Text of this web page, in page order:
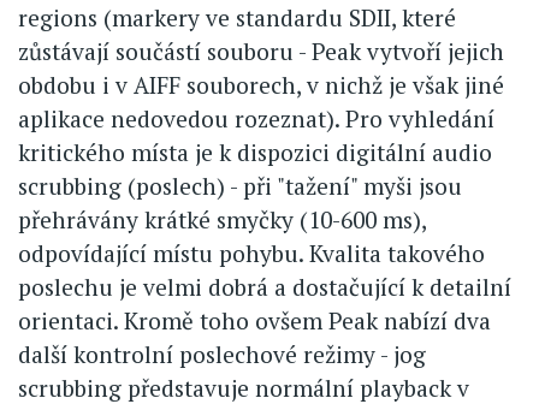
regions (markery ve standardu SDII, které
zůstávají součástí souboru - Peak vytvoří jejich
obdobu i v AIFF souborech, v nichž je však jiné
aplikace nedovedou rozeznat). Pro vyhledání
kritického místa je k dispozici digitální audio
scrubbing (poslech) - při "tažení" myši jsou
přehrávány krátké smyčky (10-600 ms),
odpovídající místu pohybu. Kvalita takového
poslechu je velmi dobrá a dostačující k detailní
orientaci. Kromě toho ovšem Peak nabízí dva
další kontrolní poslechové režimy - jog
scrubbing představuje normální playback v